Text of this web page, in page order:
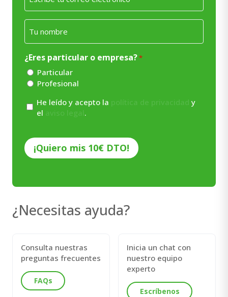
Nombre
¿Eres particular o empresa?*
Particular
Profesional
Consentimiento
He leído y acepto la política de privacidad y
el aviso legal.
¿Necesitas ayuda?
Consulta nuestras
preguntas frecuentes
FAQs
Inicia un chat con
nuestro equipo
experto
Escríbenos